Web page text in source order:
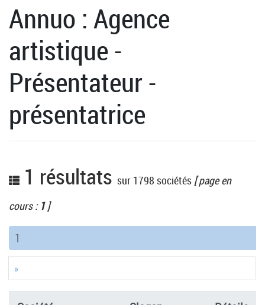
Annuo : Agence
artistique -
Présentateur -
présentatrice
1 résultats sur 1798 sociétés [ page en
cours : 1]
1
»